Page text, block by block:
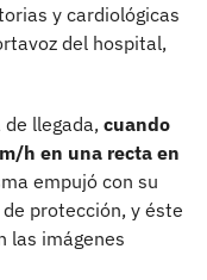
y cardiológicas
del hospital,
llegada, cuando
h en una recta en
empujó con su
protección, y éste
las imágenes